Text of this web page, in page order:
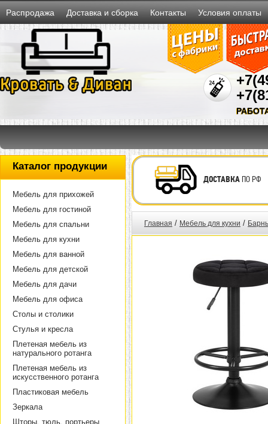
Распродажа Доставка и сборка Контакты Условия оплаты
Каталог продукции
Мебель для прихожей
Мебель для гостиной
Мебель для спальни
Мебель для кухни
Мебель для ванной
Мебель для детской
Мебель для дачи
Мебель для офиса
Столы и столики
Стулья и кресла
Плетеная мебель из
натурального ротанга
Плетеная мебель из
искусственного ротанга
Пластиковая мебель
Зеркала
Шторы, тюль, портьеры
ДОСТАВКАПО РФ
Главная / Мебель для кухни /